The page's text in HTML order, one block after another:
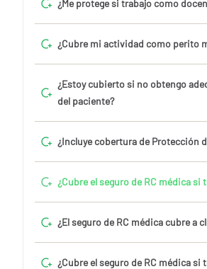
¿Me protege si trabajo como
¿Cubre mi actividad como perito
¿Estoy cubierto si no obtengo
del paciente?
¿Incluye cobertura de Protección
¿Cubre el seguro de RC médica
¿El seguro de RC médica cubre a
¿Cubre el seguro de RC médica si